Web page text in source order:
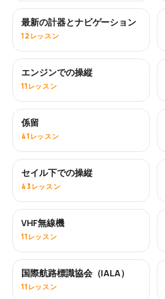
最新の計器とナビゲーション
12レッスン
エンジンでの操縦
11レッスン
係留
41レッスン
セイル下での操縦
43レッスン
VHF無線機
11レッスン
国際航路標識協会（IALA）
11レッスン